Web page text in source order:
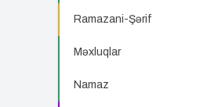
Ramazani-Şərif
Məxluqlar
Namaz